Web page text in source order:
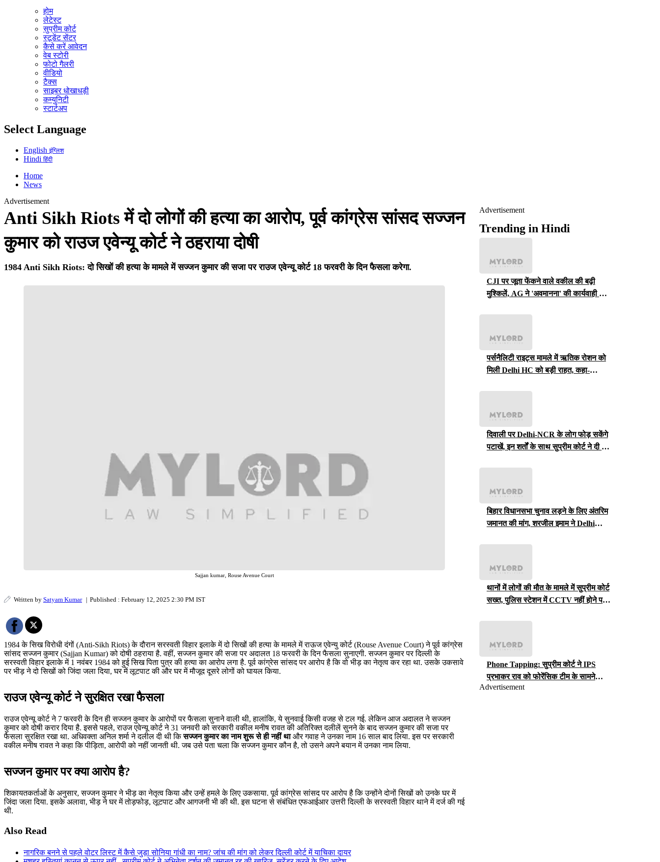
होम
लेटेस्ट
सुप्रीम कोर्ट
स्टूडेंट सेंटर
कैसे करें आवेदन
वेब स्टोरी
फोटो गैलरी
वीडियो
टैक्स
साइबर धोखाधड़ी
कम्युनिटी
स्टार्टअप
Select Language
Englishइंग्लिश
Hindiहिंदी
Home
News
Advertisement
Anti Sikh Riots में दो लोगों की हत्या का आरोप, पूर्व कांग्रेस सांसद सज्जन
कुमार को राउज एवेन्यू कोर्ट ने ठहराया दोषी
1984 Anti Sikh Riots: दो सिखों की हत्या के मामले में सज्जन कुमार की सजा पर राउज एवेन्यू कोर्ट 18 फरवरी के दिन फैसला करेगा.
Sajjan kumar, Rouse Avenue Court
Written by Satyam Kumar | Published : February 12, 2025 2:30 PM IST
1984 के सिख विरोधी दंगों (Anti-Sikh Riots) के दौरान सरस्वती विहार इलाके में दो सिखों की हत्या के मामले में राऊज एवेन्यु कोर्ट (Rouse Avenue Court) ने पूर्व कांग्रेस
सांसद सज्जन कुमार (Sajjan Kumar) को दोषी ठहराया है. वहीं, सज्जन कुमार की सजा पर अदालत 18 फरवरी के दिन फैसला सुनाएगी. सज्जन कुमार पर दिल्ली के
सरस्वती विहार इलाके में 1 नवंबर 1984 को हुई सिख पिता पुत्र की हत्या का आरोप लगा है. पूर्व कांग्रेस सांसद पर आरोप है कि वो भीड़ का नेतृत्व कर रहा था. उसके उकसावे
पर भीड़ ने दो सिखों को जिंदा जला दिया, घर में लूटपाट की और घर में मौजूद दूसरे लोगों को घायल किया.
राउज एवेन्यू कोर्ट ने सुरक्षित रखा फैसला
राउज एवेन्यू कोर्ट ने 7 फरवरी के दिन ही सज्जन कुमार के आरोपों पर फैसला सुनाने वाली थी, हालांकि, ये सुनवाई किसी वजह से टल गई. लेकिन आज अदालत ने सज्जन
कुमार को दोषी करार दिया है. इससे पहले, राउज एवेन्यू कोर्ट ने 31 जनवरी को सरकारी वकील मनीष रावत की अतिरिक्त दलीलें सुनने के बाद सज्जन कुमार की सजा पर
फैसला सुरक्षित रखा था. अधिवक्ता अनिल शर्मा ने दलील दी थी किसज्जन कुमार का नाम शुरू से ही नहीं थाऔर गवाह ने उनका नाम 16 साल बाद लिया. इस पर सरकारी
वकील मनीष रावत ने कहा कि पीड़िता, आरोपी को नहीं जानती थी. जब उसे पता चला कि सज्जन कुमार कौन है, तो उसने अपने बयान में उनका नाम लिया.
सज्जन कुमार पर क्या आरोप है?
शिकायतकर्ताओं के अनुसार, सज्जन कुमार ने भीड़ का नेतृत्व किया और उन्हें हमले के लिए उकसाया. पूर्व कांग्रेस सांसद पर आरोप है कि उन्होंने दोनों सिखों को उनके घर में
जिंदा जला दिया. इसके अलावा, भीड़ ने घर में तोड़फोड़, लूटपाट और आगजनी भी की थी. इस घटना से संबंधित एफआईआर उत्तरी दिल्ली के सरस्वती विहार थाने में दर्ज की गई
थी.
Also Read
नागरिक बनने से पहले वोटर लिस्ट में कैसे जुड़ा सोनिया गांधी का नाम? जांच की मांग को लेकर दिल्ली कोर्ट में याचिका दायर
Advertisement
Trending in Hindi
CJI पर जूता फेंकने वाले वकील की बढ़ी
मुश्किलें, AG ने 'अवमानना' की कार्यवाही शुरू
पर्सनैलिटी राइट्स मामले में ऋतिक रोशन को
मिली Delhi HC को बड़ी राहत, कहा-
दिवाली पर Delhi-NCR के लोग फोड़ सकेंगे
पटाखें, इन शर्तों के साथ सुप्रीम कोर्ट ने दी ये
बिहार विधानसभा चुनाव लड़ने के लिए अंतरिम
जमानत की मांग, शरजील इमाम ने Delhi
थानों में लोगों की मौत के मामले में सुप्रीम कोर्ट
सख्त, पुलिस स्टेशन में CCTV नहीं होने पर
Phone Tapping: सुप्रीम कोर्ट ने IPS
प्रभाकर राव को फोरेंसिक टीम के सामने
iCloud पासवर्ड सौंपने का आदेश, जानें क्या
Advertisement